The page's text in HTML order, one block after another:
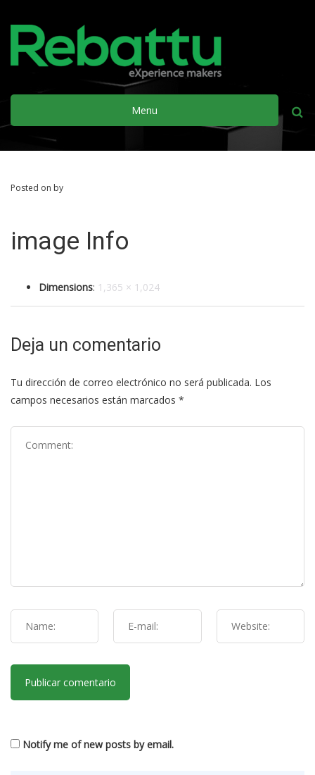
Menu
Posted on by
image Info
Dimensions: 1,365 × 1,024
Deja un comentario
Tu dirección de correo electrónico no será publicada. Los
campos necesarios están marcados *
Notify me of new posts by email.